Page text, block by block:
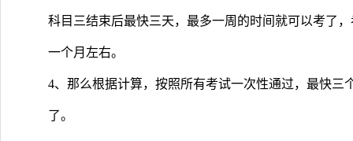
科目三结束后最快三天，最多一周的时间就可以考了
一个月左右。
4、那么根据计算，按照所有考试一次性通过，最快三
了。